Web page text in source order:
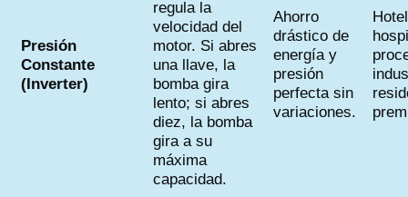
Presión
Constante
(Inverter)
regula la
velocidad del
motor. Si abres
una llave, la
bomba gira
lento; si abres
diez, la bomba
gira a su
máxima
capacidad.
Ahorro
drástico de
energía y
presión
perfecta sin
variaciones.